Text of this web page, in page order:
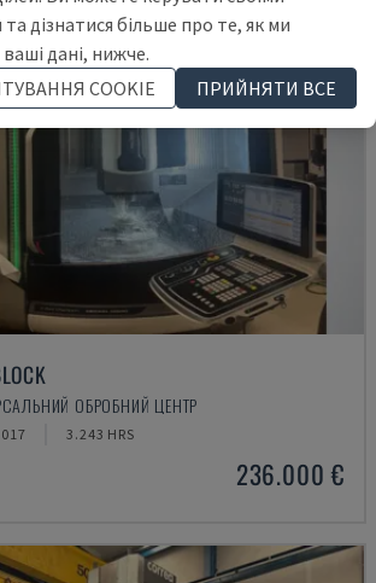
ОБРОБНИЙ ЦЕНТР
3.243 HRS
236.000 €
дізнатися більше про те, як ми
дані, нижче.
COOKIE
ПРИЙНЯТИ ВСЕ